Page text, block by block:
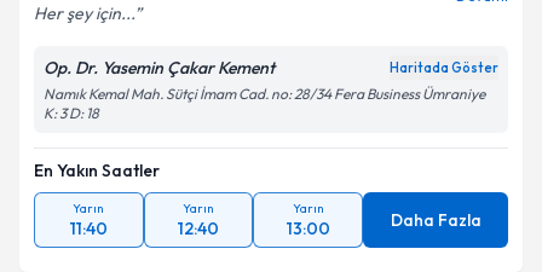
Kişisel verilerimin işlenmesine ilişkin
kapsamda işlenmesini kabul ediyorum.
Her şey için...
Op. Dr. Yasemin Çakar Kement Haritada Göster
Namık Kemal Mah. Sütçi İmam Cad. no: 28/34 Fera Business Ümraniye
K: 3 D: 18
En Yakın Saatler
Yarın
11:40
Yarın
12:40
Yarın
13:00 Daha Fazla